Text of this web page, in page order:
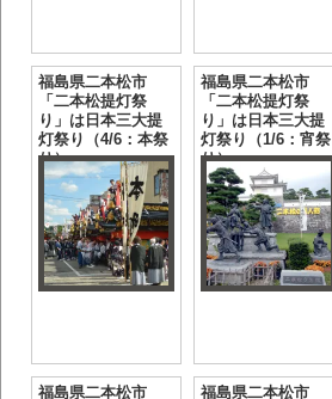
福島県二本松市
「二本松提灯祭
り」は日本三大提
灯祭り（4/6：本祭
り）
福島県二本松市
「二本松提灯祭
り」は日本三大提
灯祭り（1/6：宵祭
り）
福島県二本松市 福島県二本松市